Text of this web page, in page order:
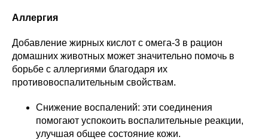
Аллергия
Добавление жирных кислот с омега-3 в рацион
домашних животных может значительно помочь в
борьбе с аллергиями благодаря их
противовоспалительным свойствам.
Снижение воспалений: эти соединения
помогают успокоить воспалительные реакции,
улучшая общее состояние кожи.